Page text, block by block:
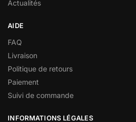
Actualités
AIDE
FAQ
Livraison
Politique de retours
Paiement
Suivi de commande
INFORMATIONS LÉGALES